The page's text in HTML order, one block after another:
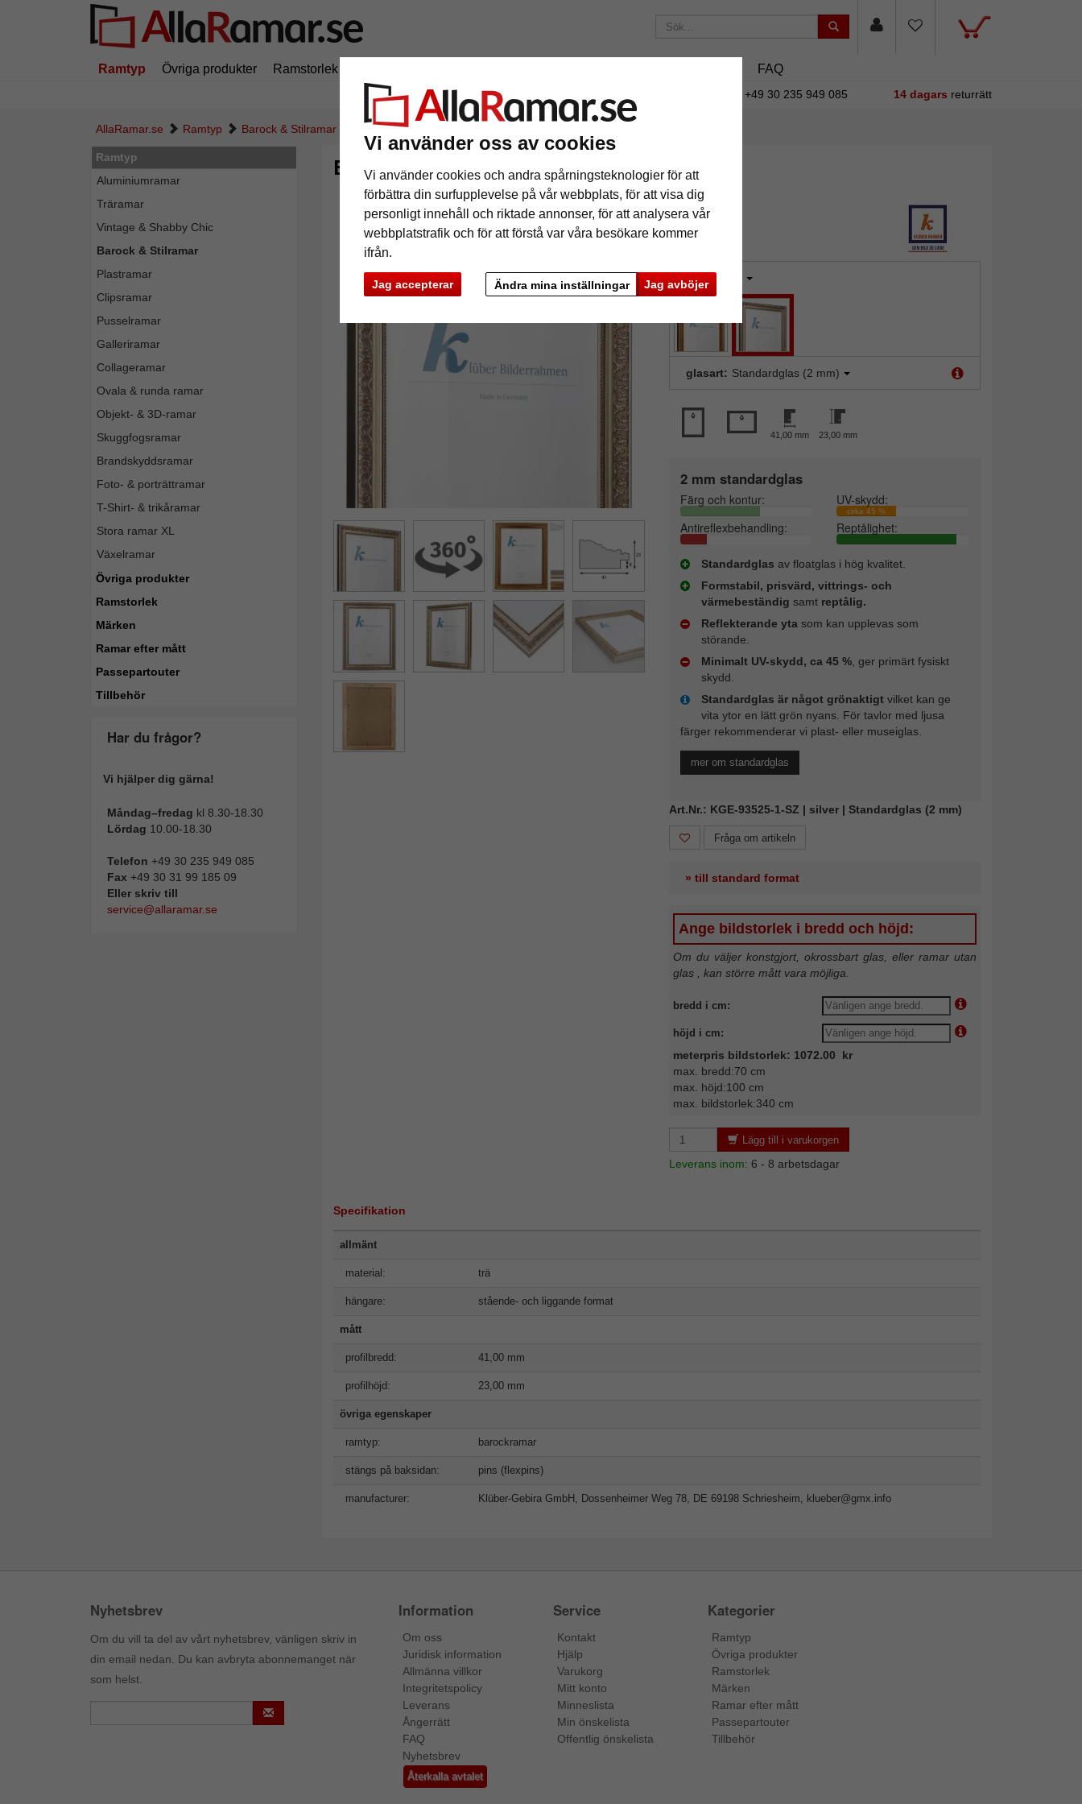
Vi använder oss av cookies
Vi använder cookies och andra spårningsteknologier för att
förbättra din surfupplevelse på vår webbplats, för att visa dig
personligt innehåll och riktade annonser, för att analysera vår
webbplatstrafik och för att förstå var våra besökare kommer
ifrån.
Jag accepterar Jag avböjer
Ändra mina inställningar
Ramtyp Övriga produkter Ramstorlek FAQ
195 kr i leveranskostnad. +49 30 235 949 085 14 dagars returrätt
AllaRamar.se Ramtyp Barock & Stilramar Barockram León efter mått
Ramtyp
Aluminiumramar
Träramar
Vintage & Shabby Chic
Barock & Stilramar
Plastramar
Clipsramar
Pusselramar
Galleriramar
Collageramar
Ovala & runda ramar
Objekt- & 3D-ramar
Skuggfogsramar
Brandskyddsramar
Foto- & porträttramar
T-Shirt- & trikåramar
Stora ramar XL
Växelramar
Övriga produkter
Ramstorlek
Märken
Ramar efter mått
Passepartouter
Tillbehör
Har du frågor?
Vi hjälper dig gärna!
Måndag–fredag kl 8.30-18.30
Lördag 10.00-18.30
Telefon +49 30 235 949 085
Fax +49 30 31 99 185 09
Eller skriv till
service@allaramar.se
Barockram León efter mått
Tillbaka
färg: silver
glasart: Standardglas (2 mm)
41,00 mm 23,00 mm
2 mm standardglas
Färg och kontur: UV-skydd:
cirka 45 %
Antireflexbehandling: Reptålighet:
Standardglas av floatglas i hög kvalitet.
Formstabil, prisvärd, vittrings- och
värmebeständig samt reptålig.
Reflekterande yta som kan upplevas som
störande.
Minimalt UV-skydd, ca 45 %, ger primärt fysiskt
skydd.
Standardglas är något grönaktigtvilket kan ge
vita ytor en lätt grön nyans. För tavlor med ljusa
färger rekommenderar vi plast- eller museiglas.
mer om standardglas
Art.Nr.: KGE-93525-1-SZ | silver | Standardglas (2 mm)
Fråga om artikeln
» till standard format
Ange bildstorlek i bredd och höjd:
Om du väljer konstgjort, okrossbart glas, eller ramar utan
glas , kan större mått vara möjliga.
bredd i cm:
höjd i cm:
meterpris bildstorlek: 1072.00 kr
max. bredd:70 cm
max. höjd:100 cm
max. bildstorlek:340 cm
Lägg till i varukorgen
Leverans inom: 6 - 8 arbetsdagar
Specifikation
allmänt
material: trä
hängare: stående- och liggande format
mått
profilbredd: 41,00 mm
profilhöjd: 23,00 mm
övriga egenskaper
ramtyp: barockramar
stängs på baksidan: pins (flexpins)
manufacturer: Klüber-Gebira GmbH, Dossenheimer Weg 78, DE 69198 Schriesheim, klueber@gmx.info
Nyhetsbrev
Om du vill ta del av vårt nyhetsbrev, vänligen skriv in
din email nedan. Du kan avbryta abonnemanget när
som helst.
Information
Om oss
Juridisk information
Allmänna villkor
Integritetspolicy
Leverans
Ångerrätt
FAQ
Nyhetsbrev
Återkalla avtalet
Service
Kontakt
Hjälp
Varukorg
Mitt konto
Minneslista
Min önskelista
Offentlig önskelista
Kategorier
Ramtyp
Övriga produkter
Ramstorlek
Märken
Ramar efter mått
Passepartouter
Tillbehör